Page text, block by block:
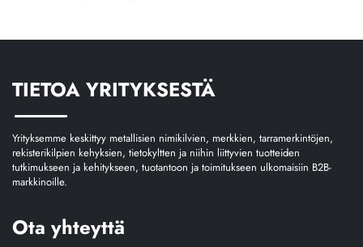
TIETOA YRITYKSESTÄ
Yrityksemme keskittyy metallisien nimikilvien, merkkien, tarramerkintöjen,
rekisterikilpien kehyksien, tietokyltten ja niihin liittyvien tuotteiden
tutkimukseen ja kehitykseen, tuotantoon ja toimitukseen ulkomaisiin B2B-
markkinoille.
Ota yhteyttä